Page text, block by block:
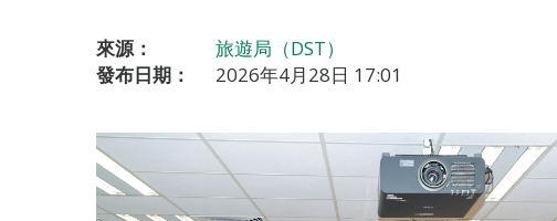
來源：
旅遊局（DST）
發布日期：
2026年4月28日 17:01